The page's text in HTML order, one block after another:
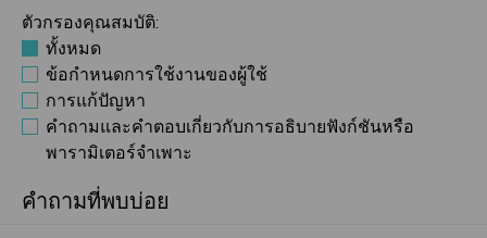
ตัวกรองคุณสมบัติ:
ทั้งหมด
ข้อกำหนดการใช้งานของผู้ใช้
การแก้ปัญหา
คำถามและคำตอบเกี่ยวกับการอธิบายฟังก์ชันหรือ
พารามิเตอร์จำเพาะ
คำถามที่พบบ่อย